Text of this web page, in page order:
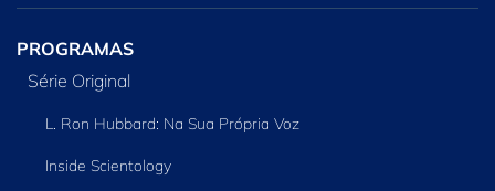
PROGRAMAS
Série Original
L. Ron Hubbard: Na Sua Própria Voz
Inside Scientology